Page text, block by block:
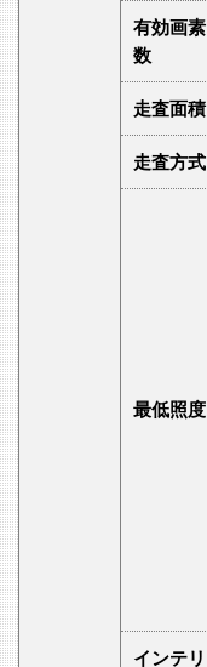
有効画素
数
走査面積
走査方式
最低照度
インテリ